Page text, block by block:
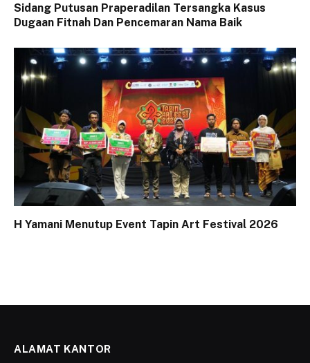
Sidang Putusan Praperadilan Tersangka Kasus
Dugaan Fitnah Dan Pencemaran Nama Baik
H Yamani Menutup Event Tapin Art Festival 2026
ALAMAT KANTOR